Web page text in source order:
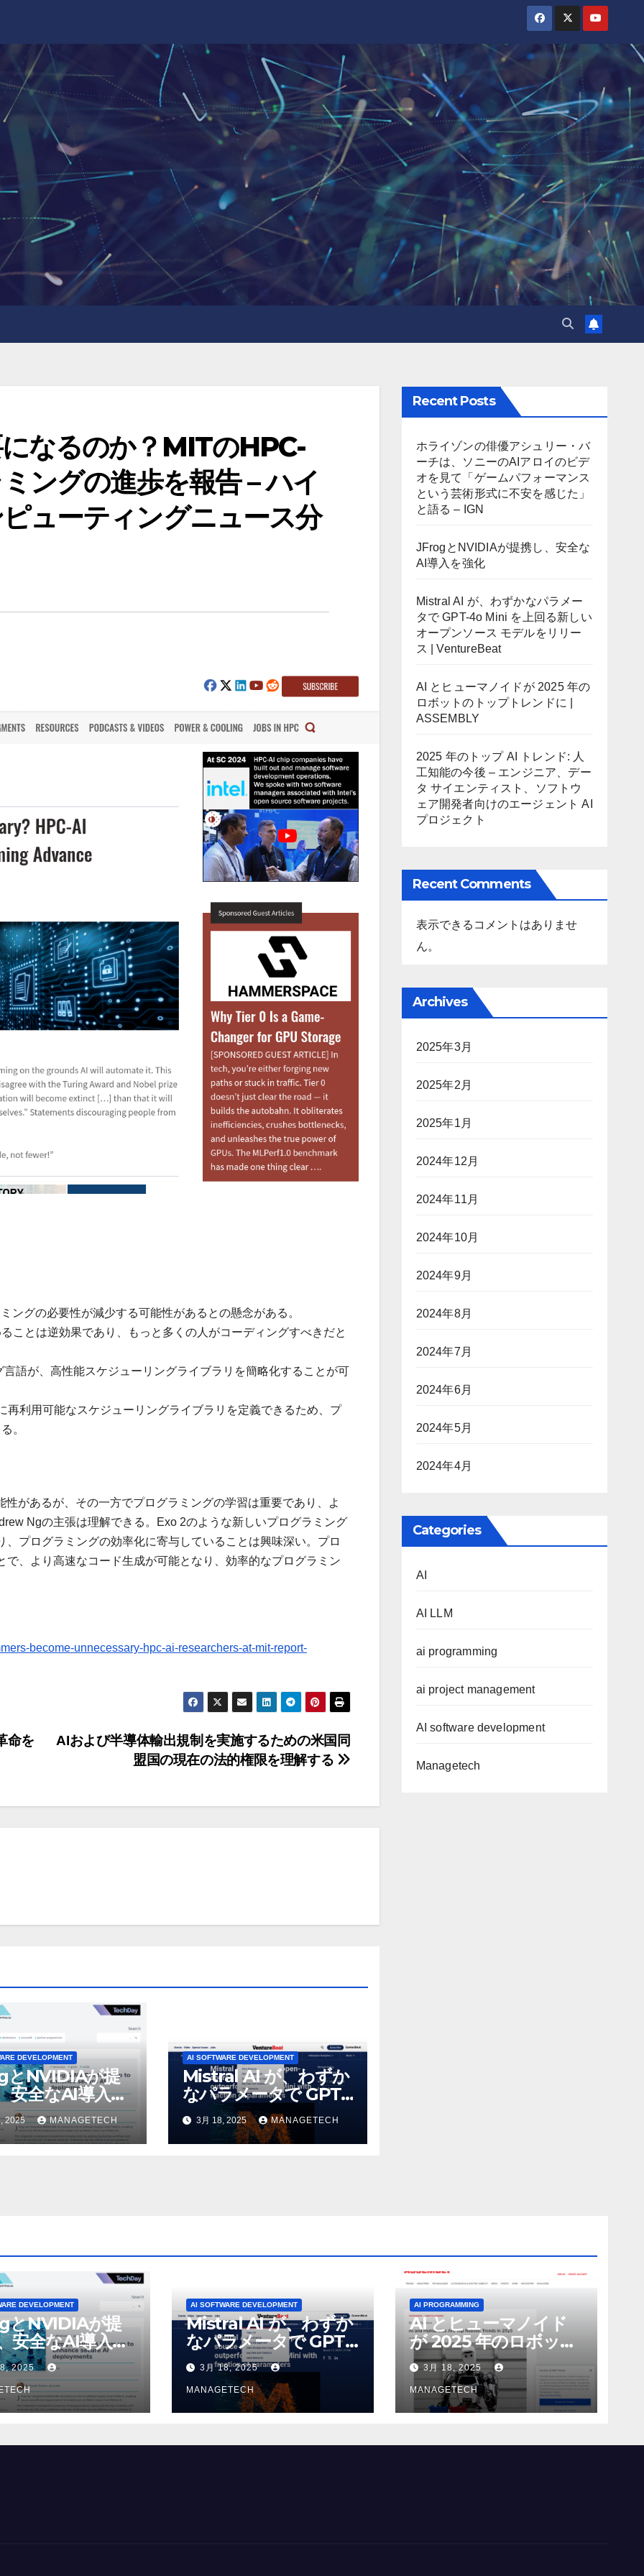
なるのか？MITのHPC-
ングの進歩を報告 – ハイ
ューティングニュース分
ングの必要性が減少する可能性があるとの懸念がある。
ことは逆効果であり、もっと多くの人がコーディングすべきだと
語が、高性能スケジューリングライブラリを簡略化することが可
再利用可能なスケジューリングライブラリを定義できるため、プ
。
があるが、その一方でプログラミングの学習は重要であり、よ
Ngの主張は理解できる。Exo 2のような新しいプログラミング
プログラミングの効率化に寄与していることは興味深い。プロ
、より高速なコード生成が可能となり、効率的なプログラミン
become-unnecessary-hpc-ai-researchers-at-mit-report-
AIおよび半導体輸出規制を実施するための米国同
盟国の現在の法的権限を理解する
命を
DEVELOPMENT
とNVIDIAが提
安全なAI導入を
2025 MANAGETECH
AI SOFTWARE DEVELOPMENT
Mistral AI が、わずか
なパラメータで GPT-
4o Mini を上回る新し
いオープンソース モ
デルをリリース |
3月 18, 2025 MANAGETECH
Recent Posts
ホライゾンの俳優アシュリー・バ
ーチは、ソニーのAIアロイのビデ
オを見て「ゲームパフォーマンス
という芸術形式に不安を感じた」
と語る – IGN
JFrogとNVIDIAが提携し、安全な
AI導入を強化
Mistral AI が、わずかなパラメー
タで GPT-4o Mini を上回る新しい
オープンソース モデルをリリー
ス | VentureBeat
AI とヒューマノイドが 2025 年の
ロボットのトップトレンドに |
ASSEMBLY
2025 年のトップ AI トレンド: 人
工知能の今後 – エンジニア、デー
タ サイエンティスト、ソフトウ
ェア開発者向けのエージェント AI
プロジェクト
Recent Comments
表示できるコメントはありませ
ん。
Archives
2025年3月
2025年2月
2025年1月
2024年12月
2024年11月
2024年10月
2024年9月
2024年8月
2024年7月
2024年6月
2024年5月
2024年4月
Categories
AI
AI LLM
ai programming
ai project management
AI software development
Managetech
DEVELOPMENT
とNVIDIAが提
安全なAI導入を
2025
AI SOFTWARE DEVELOPMENT
Mistral AI が、わずか
なパラメータで GPT-
4o Mini を上回る新し
いオープンソース モ
デルをリリース |
VentureBeat
3月 18, 2025
MANAGETECH
AI PROGRAMMING
AI とヒューマノイド
が 2025 年のロボット
のトップトレンドに |
ASSEMBLY
3月 18, 2025
MANAGETECH